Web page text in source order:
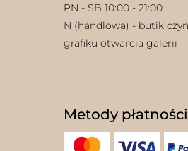
PN - SB 10:00 - 21:00
N (handlowa) - butik
grafiku otwarcia galerii
Metody płatności